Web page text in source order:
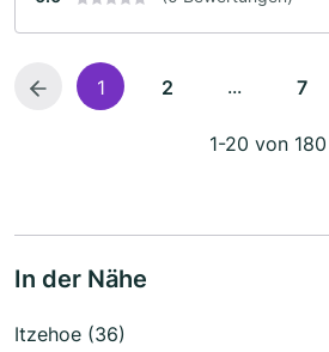
1 2 ... 7
1-20 von 180
In der Nähe
Itzehoe (36)